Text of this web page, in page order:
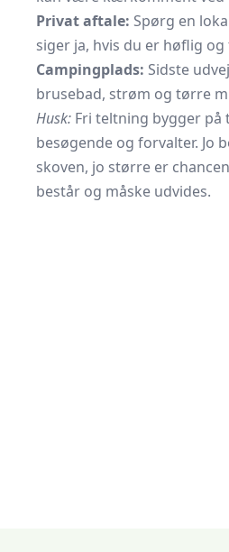
Privat aftale: Spørg en
siger ja, hvis du er høflig
Campingplads: Sidste
brusebad, strøm og tørre
Husk: Fri teltning bygger på
besøgende og forvalter. Jo
skoven, jo større er
består og måske udvides.